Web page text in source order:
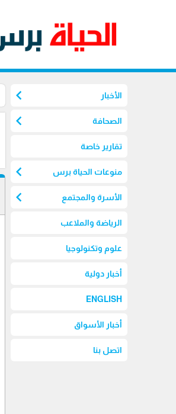
الأخبار chevron_left
الصحافة chevron_left
تقارير خاصة
منوعات الحياة برس chevron_left
الأسرة والمجتمع chevron_left
الرياضة والملاعب
علوم وتكنولوجيا
أخبار دولية
ENGLISH
أخبار الأسواق
اتصل بنا